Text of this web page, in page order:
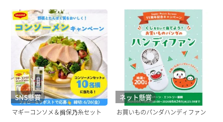
SNS懸賞
マギーコンソメ＆揖保乃糸セット
ネット懸賞
お買いものパンダハンディファン